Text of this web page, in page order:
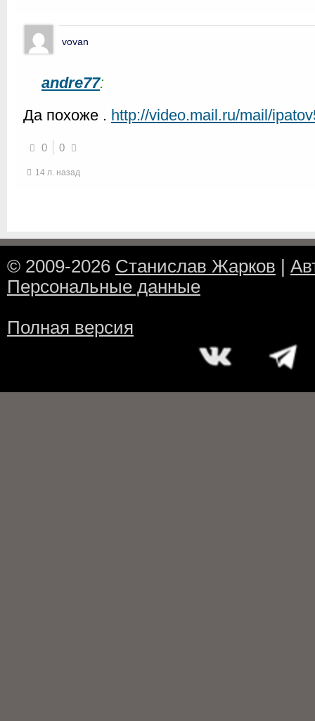
vovan
andre77:
Да похоже . http://video.mail.ru/mail/
0 0
14 л. назад
© 2009-2026 Станислав Жарков
Персональные данные
Полная версия